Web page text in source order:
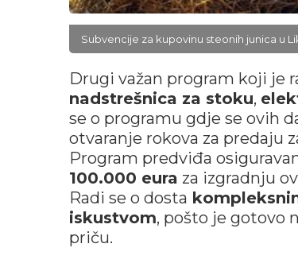
Subvencije za kupovinu steonih junica u
Drugi važan program koji je
nadstrešnica za stoku,
se o programu gdje se ovih
otvaranje rokova za predaju
Program predviđa
100.000 eura za izgradnju
Radi se o dosta
iskustvom, pošto je gotovo
priču.